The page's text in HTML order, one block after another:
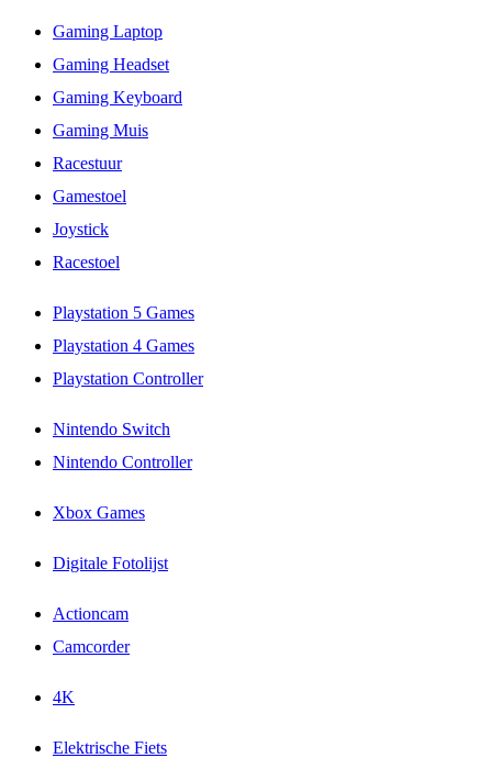
Gaming Laptop
Gaming Headset
Gaming Keyboard
Gaming Muis
Racestuur
Gamestoel
Joystick
Racestoel
Playstation 5 Games
Playstation 4 Games
Playstation Controller
Nintendo Switch
Nintendo Controller
Xbox Games
Digitale Fotolijst
Actioncam
Camcorder
4K
Elektrische Fiets